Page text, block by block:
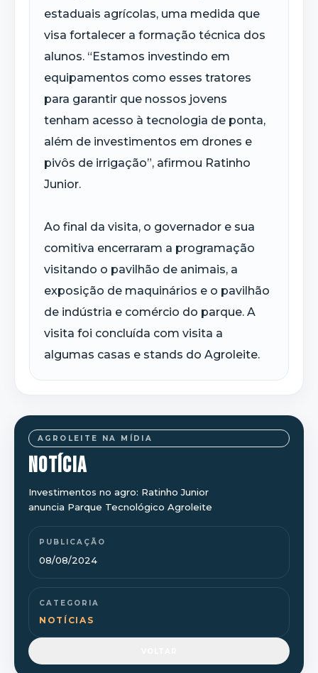
AGROLEITE NA MÍDIA
NOTÍCIA
Investimentos no agro: Ratinho Junior
anuncia Parque Tecnológico Agroleite
PUBLICAÇÃO
08/08/2024
CATEGORIA
NOTÍCIAS
estaduais agrícolas, uma medida que
visa fortalecer a formação técnica dos
alunos. “Estamos investindo em
equipamentos como esses tratores
para garantir que nossos jovens
tenham acesso à tecnologia de ponta,
além de investimentos em drones e
pivôs de irrigação”, afirmou Ratinho
Junior.
Ao final da visita, o governador e sua
comitiva encerraram a programação
visitando o pavilhão de animais, a
exposição de maquinários e o pavilhão
de indústria e comércio do parque. A
visita foi concluída com visita a
algumas casas e stands do Agroleite.